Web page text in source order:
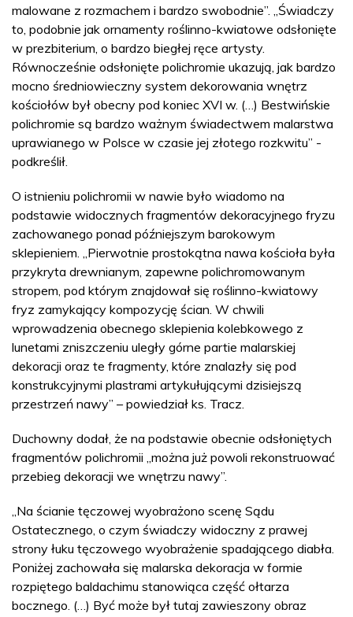
malowane z rozmachem i bardzo swobodnie”. „Świadczy
to, podobnie jak ornamenty roślinno-kwiatowe odsłonięte
w prezbiterium, o bardzo biegłej ręce artysty.
Równocześnie odsłonięte polichromie ukazują, jak bardzo
mocno średniowieczny system dekorowania wnętrz
kościołów był obecny pod koniec XVI w. (…) Bestwińskie
polichromie są bardzo ważnym świadectwem malarstwa
uprawianego w Polsce w czasie jej złotego rozkwitu” -
podkreślił.
O istnieniu polichromii w nawie było wiadomo na
podstawie widocznych fragmentów dekoracyjnego fryzu
zachowanego ponad późniejszym barokowym
sklepieniem. „Pierwotnie prostokątna nawa kościoła była
przykryta drewnianym, zapewne polichromowanym
stropem, pod którym znajdował się roślinno-kwiatowy
fryz zamykający kompozycję ścian. W chwili
wprowadzenia obecnego sklepienia kolebkowego z
lunetami zniszczeniu uległy górne partie malarskiej
dekoracji oraz te fragmenty, które znalazły się pod
konstrukcyjnymi plastrami artykułującymi dzisiejszą
przestrzeń nawy” – powiedział ks. Tracz.
Duchowny dodał, że na podstawie obecnie odsłoniętych
fragmentów polichromii „można już powoli rekonstruować
przebieg dekoracji we wnętrzu nawy”.
„Na ścianie tęczowej wyobrażono scenę Sądu
Ostatecznego, o czym świadczy widoczny z prawej
strony łuku tęczowego wyobrażenie spadającego diabła.
Poniżej zachowała się malarska dekoracja w formie
rozpiętego baldachimu stanowiąca część ołtarza
bocznego. (…) Być może był tutaj zawieszony obraz